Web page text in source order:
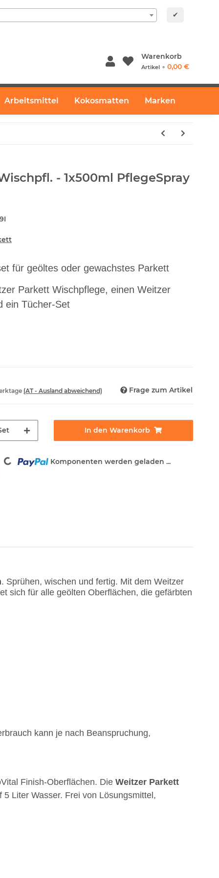
✔
Warenkorb
Artikel ⚬ 0,00 €
Arbeitsmittel Kokosmatten Marken
- 1x500ml PflegeSpray
für geöltes oder gewachstes Parkett
Parkett Wischpflege, einen Weitzer
ein Tücher-Set
(AT - Ausland abweichend) Frage zum Artikel
In den Warenkorb
Loading... Komponenten werden geladen ...
. Sprühen, wischen und fertig. Mit dem Weitzer
sich für alle geölten Oberflächen, die gefärbten
kann je nach Beanspruchung,
Finish-Oberflächen. Die Weitzer Parkett
5 Liter Wasser. Frei von Lösungsmittel,